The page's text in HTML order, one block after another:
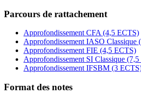
Parcours de rattachement
Approfondissement CFA (4,5 ECTS)
Approfondissement IASO Classique
Approfondissement FIE (4,5 ECTS)
Approfondissement SI Classique
Approfondissement IFSBM (3
Format des notes